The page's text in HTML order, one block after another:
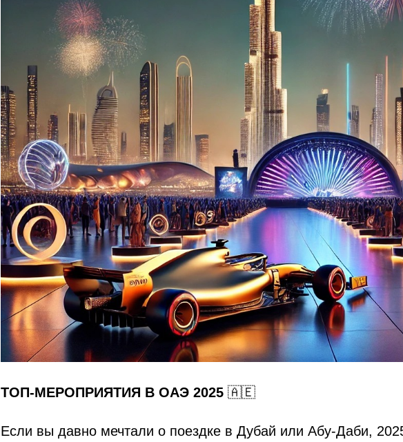
ТОП-МЕРОПРИЯТИЯ В ОАЭ 2025 🇦🇪
Если вы давно мечтали о поездке в Дубай или Абу-Даби,